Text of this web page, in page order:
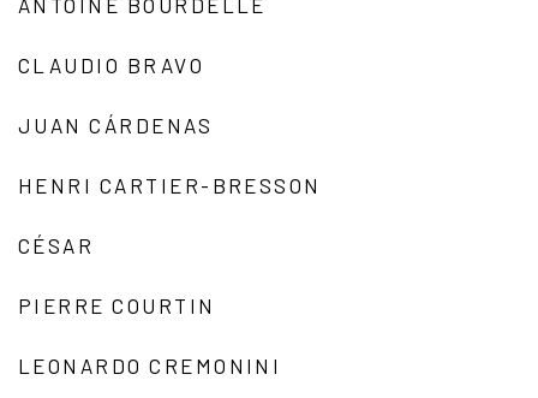
CLAUDIO BRAVO
JUAN CÁRDENAS
HENRI CARTIER-BRESSON
CÉSAR
PIERRE COURTIN
LEONARDO CREMONINI